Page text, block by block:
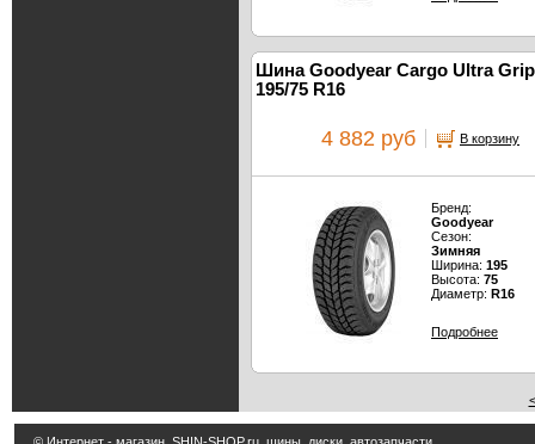
Шина Goodyear Cargo Ultra Grip
195/75 R16
4 882 руб В корзину
Бренд:
Goodyear
Сезон:
Зимняя
Ширина: 195
Высота: 75
Диаметр: R16
Подробнее